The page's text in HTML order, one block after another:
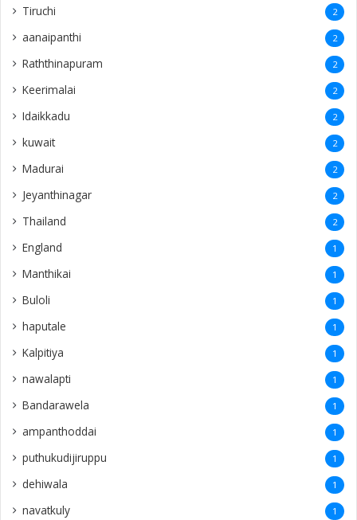
Tiruchi 2
aanaipanthi 2
Raththinapuram 2
Keerimalai 2
Idaikkadu 2
kuwait 2
Madurai 2
Jeyanthinagar 2
Thailand 2
England 1
Manthikai 1
Buloli 1
haputale 1
Kalpitiya 1
nawalapti 1
Bandarawela 1
ampanthoddai 1
puthukudijiruppu 1
dehiwala 1
navatkuly 1